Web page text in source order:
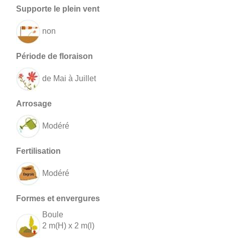
non
de Mai à Juillet
Modéré
Modéré
Boule
2 m(H) x 2 m(l)